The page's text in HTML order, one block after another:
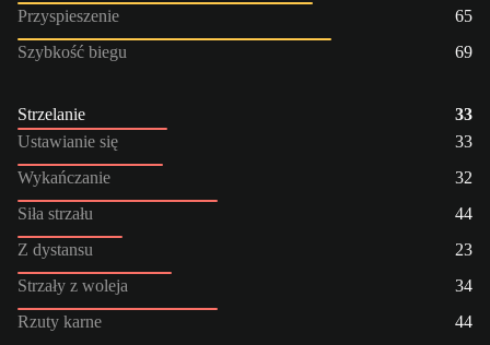
Przyspieszenie
65
Szybkość biegu
69
Strzelanie
33
Ustawianie się
33
Wykańczanie
32
Siła strzału
44
Z dystansu
23
Strzały z woleja
34
Rzuty karne
44